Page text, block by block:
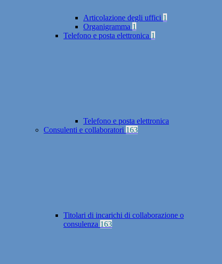
Articolazione degli uffici 1
Organigramma 1
Telefono e posta elettronica 1
Telefono e posta elettronica
Consulenti e collaboratori 163
Titolari di incarichi di collaborazione o
consulenza 163